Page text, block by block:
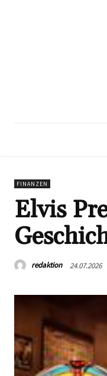
FINANZEN
Elvis
redaktion 24.07.2026